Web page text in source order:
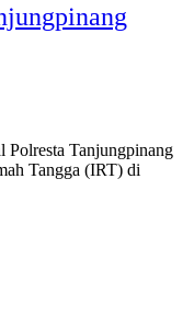
Polresta Tanjungpinang
Tangga (IRT) di